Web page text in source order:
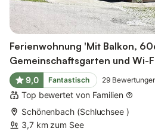
Ferienwohnung 'Mit Balkon,
Gemeinschaftsgarten und Wi-
9,0 Fantastisch 29
Top bewertet von Familien
Schönenbach (Schluchsee )
3,7 km zum See